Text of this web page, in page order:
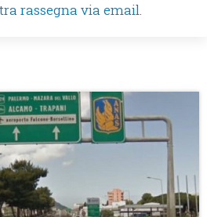
rassegna via email.